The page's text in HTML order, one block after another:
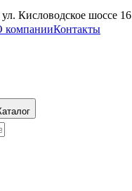
Кисловодское шоссе 16
компанииКонтакты